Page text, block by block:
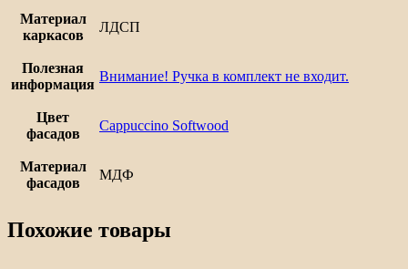
Материал
каркасов
ЛДСП
Полезная
информация
Внимание! Ручка в комплект не входит.
Цвет
фасадов
Cappuccino Softwood
Материал
фасадов
МДФ
Похожие товары